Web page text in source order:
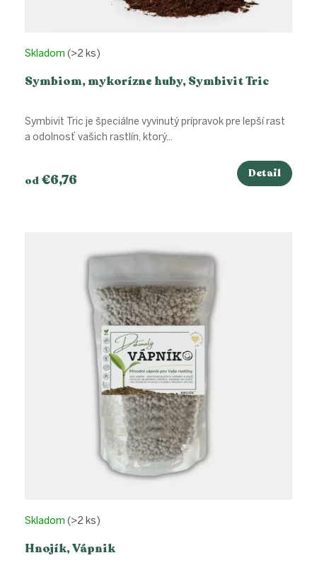
Symbiom, mykorízne huby, Symbivit Tric
Skladom (>2 ks)
od €6,76 Detail
Symbivit Tric je špeciálne vyvinutý prípravok pre lepší rast
a odolnosť vašich rastlín, ktorý...
Hnojík, Vápnik
Skladom (>2 ks)